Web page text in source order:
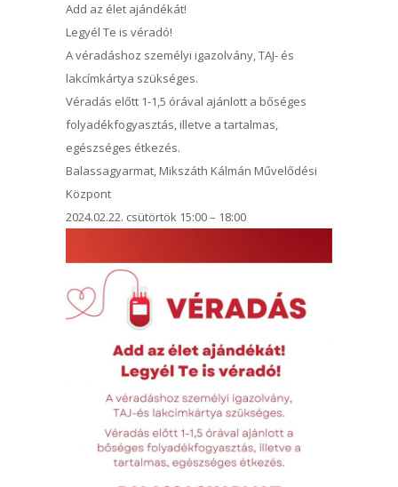
Add az élet ajándékát!
Legyél Te is véradó!
A véradáshoz személyi igazolvány, TAJ- és
lakcímkártya szükséges.
Véradás előtt 1-1,5 órával ajánlott a bőséges
folyadékfogyasztás, illetve a tartalmas,
egészséges étkezés.
Balassagyarmat, Mikszáth Kálmán Művelődési
Központ
2024.02.22. csütörtök 15:00 – 18:00